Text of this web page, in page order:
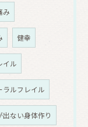
み
健幸
イル
ラルフレイル
出ない身体作り